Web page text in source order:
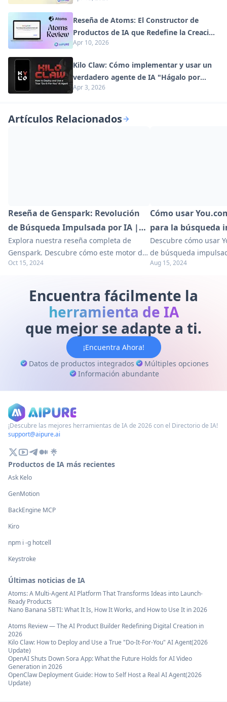
Reseña de Atoms: El Constructor de
Productos de IA que Redefine la Creación
Digital en 2026
Apr 10, 2026
Kilo Claw: Cómo implementar y usar un
verdadero agente de IA "Hágalo por
usted" (Actualización 2026)
Apr 3, 2026
Artículos Relacionados
Reseña de Genspark: Revolución
de Búsqueda Impulsada por IA |
Sparkpages
Explora nuestra reseña completa de
Genspark. Descubre cómo este motor de
búsqueda impulsado por IA revoluciona
Sparkpages. ¡Lee más para obtener
consejos prácticos!
Oct 15, 2024
Cómo usar
para la búsqueda
Descubre cómo usar
de búsqueda
sobre sus
eficiente. ¡Explora la
ahora!
Aug 15, 2024
Encuentra fácilmente la
herramienta de IA
que mejor se adapte a ti.
¡Encuentra Ahora!
Datos de productos integrados
Múltiples opciones
Información abundante
¡Descubre las mejores herramientas de IA de 2026 con el Directorio de IA!
support@aipure.ai
Productos de IA más recientes
Ask Kelo
GenMotion
BackEngine MCP
Kiro
npm i -g hotcell
Keystroke
Últimas noticias de IA
Atoms: A Multi-Agent AI Platform That Transforms Ideas into Launch-
Ready Products
Nano Banana SBTI: What It Is, How It Works, and How to Use It in 2026
Atoms Review — The AI Product Builder Redefining Digital Creation in
2026
Kilo Claw: How to Deploy and Use a True "Do‑It‑For‑You" AI Agent(2026
Update)
OpenAI Shuts Down Sora App: What the Future Holds for AI Video
Generation in 2026
OpenClaw Deployment Guide: How to Self Host a Real AI Agent(2026
Update)